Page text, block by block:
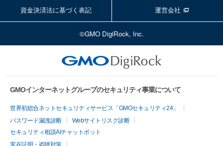
資金決済法に基づく表記 運営会社
©GMO DigiRock, Inc.
GMOインターネットグループのセキュリティ事業について
世界初総合ネットセキュリティサービス「GMOセキュリティ24」
パスワード漏洩診断
Webサイトリスク診断
セキュリティ相談AIチャットボット
実在証明・盗聴対策